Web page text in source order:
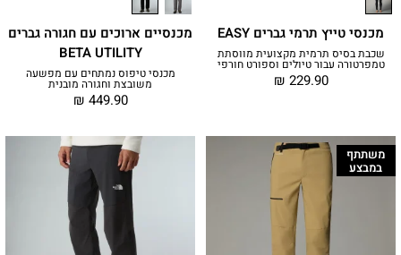
מכנסי טייץ תרמי גברים EASY
שכבת בסיס תרמית מקצועית מווסתת
טמפרטורה עבור טיולים וספורט חורפי
₪ 229.90
מכנסיים ארוכים עם חגורה גברים
BETA UTILITY
מכנסי טיפוס נמתחים עם מפשעה
משובצת וחגורה מובנית
₪ 449.90
משתתף
במבצע